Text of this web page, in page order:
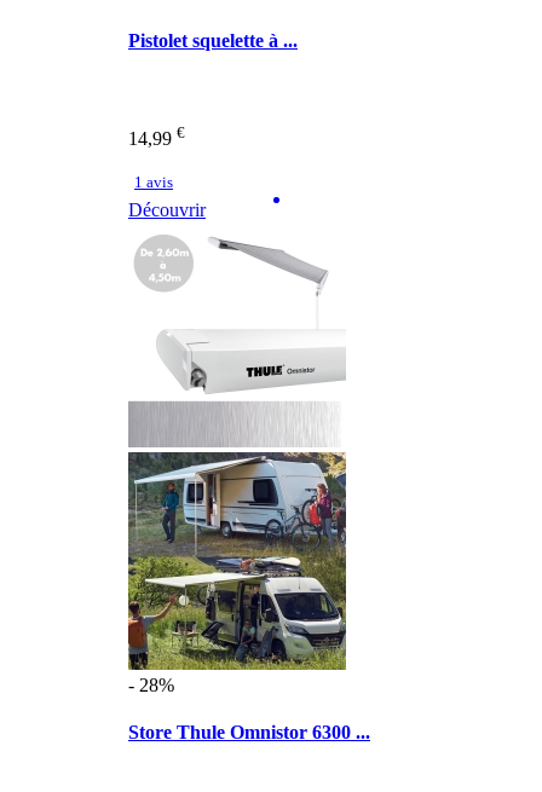
Pistolet squelette à ...
14,99 €
1 avis
Découvrir
- 28%
Store Thule Omnistor 6300 ...